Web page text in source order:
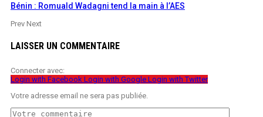
Bénin : Romuald Wadagni tend la main à l’AES
Prev Next
LAISSER UN COMMENTAIRE
Connecter avec:
Login with Facebook Login with Google Login with Twitter
Votre adresse email ne sera pas publiée.